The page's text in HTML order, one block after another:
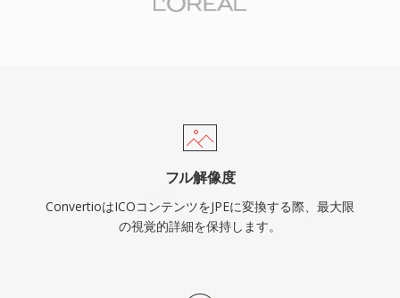
フル解像度
ConvertioはICOコンテンツをJPEに変換する際、最大限
の視覚的詳細を保持します。